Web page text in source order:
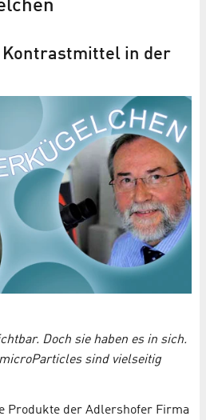
in der
Doch sie haben es in sich.
sind vielseitig
Produkte der Adlershofer Firma